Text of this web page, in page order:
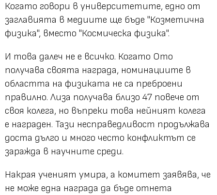
Когато говори в университетите, едно от
заглавията в медиите ще бъде "Козметична
физика", вместо "Космическа физика".
И това далеч не е всичко. Когато Ото
получава своята награда, номинациите в
областта на физиката не са преброени
правилно. Лиза получава близо 47 повече от
своя колега, но въпреки това нейният колега
е награден. Тази несправедливост продължава
доста дълго и много често конфликтът се
заражда в научните среди.
Накрая ученият умира, а комитет заявява, че
не може една награда да бъде отнета